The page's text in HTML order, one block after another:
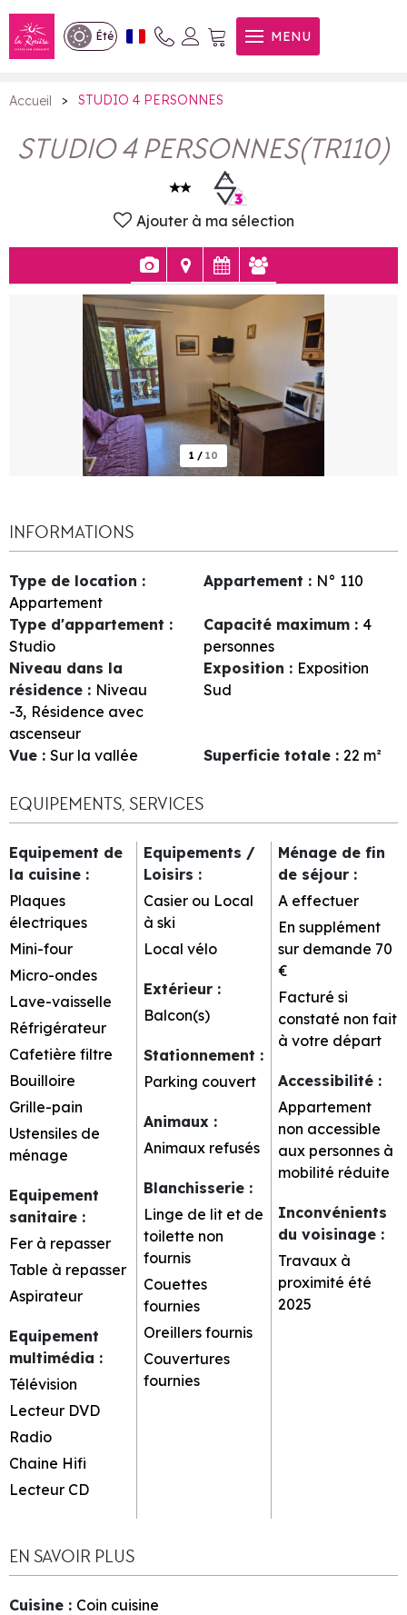
Été MENU
STUDIO 4 PERSONNES
Accueil > STUDIO 4 PERSONNES
STUDIO 4 PERSONNES(TR110)
Ajouter à ma sélection
1 / 10
INFORMATIONS
Type de location :
Appartement
Appartement : N° 110
Type d'appartement :
Studio
Capacité maximum : 4
personnes
Niveau dans la
résidence : Niveau
-3 Résidence avec
ascenseur
Exposition : Exposition
Sud
Vue : Sur la vallée Superficie totale : 22 m²
EQUIPEMENTS, SERVICES
Equipement de
la cuisine :
Plaques
électriques
Mini-four
Micro-ondes
Lave-vaisselle
Réfrigérateur
Cafetière filtre
Bouilloire
Grille-pain
Ustensiles de
ménage
Equipement
sanitaire :
Fer à repasser
Table à repasser
Aspirateur
Equipement
multimédia :
Télévision
Lecteur DVD
Radio
Chaine Hifi
Lecteur CD
Equipements /
Loisirs :
Casier ou Local
à ski
Local vélo
Extérieur :
Balcon(s)
Stationnement :
Parking couvert
Animaux :
Animaux refusés
Blanchisserie :
Linge de lit et de
toilette non
fournis
Couettes
fournies
Oreillers fournis
Couvertures
fournies
Ménage de fin
de séjour :
A effectuer
En supplément
sur demande 70
€
Facturé si
constaté non fait
à votre départ
Accessibilité :
Appartement
non accessible
aux personnes à
mobilité réduite
Inconvénients
du voisinage :
Travaux à
proximité été
2025
EN SAVOIR PLUS
Cuisine : Coin cuisine